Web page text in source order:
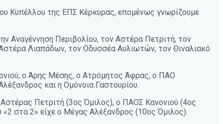
Κυπέλλου της ΕΠΣ Κέρκυρας, επομένως γνωρίζουμε
Αναγέννηση Περιβολίου, τον Αστέρα Πετριτή, τον
Λιαπάδων, τον Οδυσσέα Αυλιωτών, τον Θιναλιακό
ο Άρης Μέσης, ο Ατρόμητος Άφρας, ο ΠΑΟ
και η Ομόνοια Γαστουρίου.
Πετριτή (3ος Όμιλος), ο ΠΑΟΣ Κανονιού (4ος
στα 2» είχε ο Μέγας Αλέξανδρος (10ος Όμιλος).